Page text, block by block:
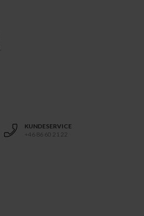
KUNDESERVICE
+46 86 60 21 22